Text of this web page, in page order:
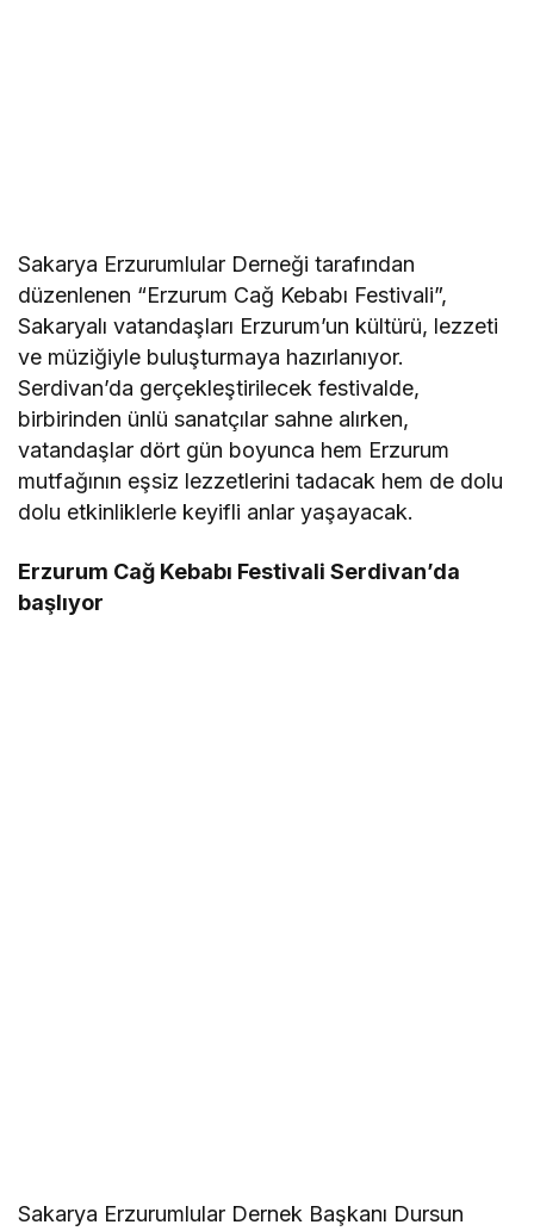
Sakarya Erzurumlular Derneği tarafından
düzenlenen “Erzurum Cağ Kebabı Festivali”,
Sakaryalı vatandaşları Erzurum’un kültürü, lezzeti
ve müziğiyle buluşturmaya hazırlanıyor.
Serdivan’da gerçekleştirilecek festivalde,
birbirinden ünlü sanatçılar sahne alırken,
vatandaşlar dört gün boyunca hem Erzurum
mutfağının eşsiz lezzetlerini tadacak hem de dolu
dolu etkinliklerle keyifli anlar yaşayacak.
Erzurum Cağ Kebabı Festivali Serdivan’da
başlıyor
Sakarya Erzurumlular Dernek Başkanı Dursun